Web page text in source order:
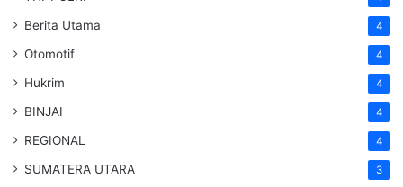
Berita Utama 4
Otomotif 4
Hukrim 4
BINJAI 4
REGIONAL 4
SUMATERA UTARA 3